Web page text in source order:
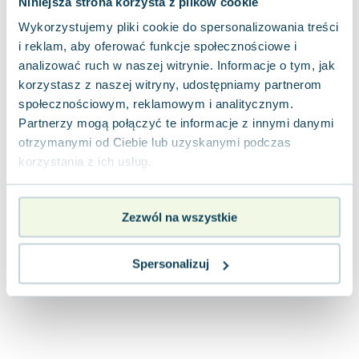
Wykorzystujemy pliki cookie do spersonalizowania treści
i reklam, aby oferować funkcje społecznościowe i
analizować ruch w naszej witrynie. Informacje o tym, jak
korzystasz z naszej witryny, udostępniamy partnerom
społecznościowym, reklamowym i analitycznym.
Partnerzy mogą połączyć te informacje z innymi danymi
otrzymanymi od Ciebie lub uzyskanymi podczas
korzystania z ich usług.
Zezwól na wszystkie
Spersonalizuj
Joseph Murphy
Jan Sztaudynger
Aleksander Puszkin
Oscar Wilde
Małgorzata Ohme
Leszek Czarnecki
Joanna Racewicz
Janina Zającówna
Anna Prus (oprac.)
Nela Mała Reporterka
Agnieszka Maciąg